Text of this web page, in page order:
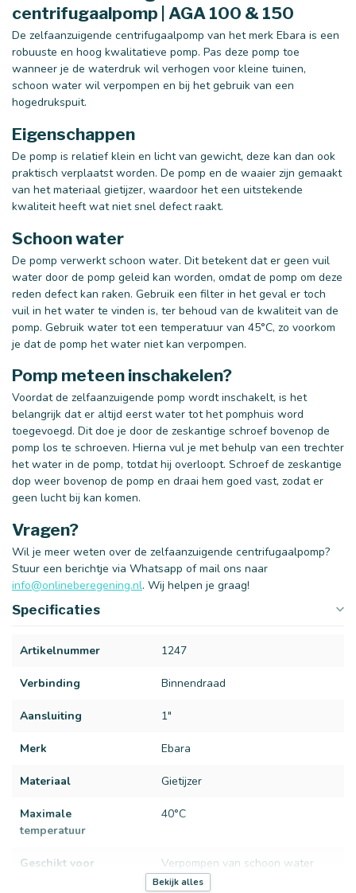
centrifugaalpomp | AGA 100 & 150
De zelfaanzuigende centrifugaalpomp van het merk Ebara is een
robuuste en hoog kwalitatieve pomp. Pas deze pomp toe
wanneer je de waterdruk wil verhogen voor kleine tuinen,
schoon water wil verpompen en bij het gebruik van een
hogedrukspuit.
Eigenschappen
De pomp is relatief klein en licht van gewicht, deze kan dan ook
praktisch verplaatst worden. De pomp en de waaier zijn gemaakt
van het materiaal gietijzer, waardoor het een uitstekende
kwaliteit heeft wat niet snel defect raakt.
Schoon water
De pomp verwerkt schoon water. Dit betekent dat er geen vuil
water door de pomp geleid kan worden, omdat de pomp om deze
reden defect kan raken. Gebruik een filter in het geval er toch
vuil in het water te vinden is, ter behoud van de kwaliteit van de
pomp. Gebruik water tot een temperatuur van 45°C, zo voorkom
je dat de pomp het water niet kan verpompen.
Pomp meteen inschakelen?
Voordat de zelfaanzuigende pomp wordt inschakelt, is het
belangrijk dat er altijd eerst water tot het pomphuis word
toegevoegd. Dit doe je door de zeskantige schroef bovenop de
pomp los te schroeven. Hierna vul je met behulp van een trechter
het water in de pomp, totdat hij overloopt. Schroef de zeskantige
dop weer bovenop de pomp en draai hem goed vast, zodat er
geen lucht bij kan komen.
Vragen?
Wil je meer weten over de zelfaanzuigende centrifugaalpomp?
Stuur een berichtje via Whatsapp of mail ons naar
info@onlineberegening.nl. Wij helpen je graag!
Specificaties
Artikelnummer 1247
Verbinding Binnendraad
Aansluiting 1"
Merk Ebara
Materiaal Gietijzer
Maximale
temperatuur
40°C
Geschikt voor Verpompen van schoon water
Bekijk alles